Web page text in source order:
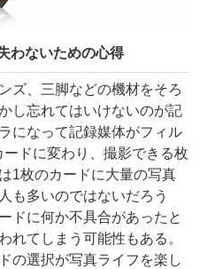
わないための心得
ズ、三脚などの機材をそろ
し忘れてはいけないのが記
になって記録媒体がフィル
ドに変わり、撮影できる枚
1枚のカードに大量の写真
も多いのではないだろう
ドに何か不具合があったと
れてしまう可能性もある。
の選択が写真ライフを楽し